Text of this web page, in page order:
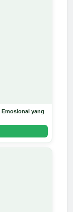
Emosional yang